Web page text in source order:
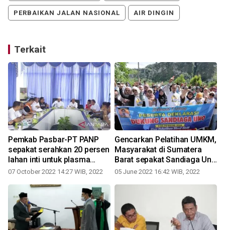
PERBAIKAN JALAN NASIONAL AIR DINGIN
Terkait
Pemkab Pasbar-PT PANP
sepakat serahkan 20 persen
lahan inti untuk plasma
masyarakat
07 October 2022 14:27 WIB, 2022
Gencarkan Pelatihan UMKM,
Masyarakat di Sumatera
Barat sepakat Sandiaga Uno
jadi Presiden 2024
05 June 2022 16:42 WIB, 2022